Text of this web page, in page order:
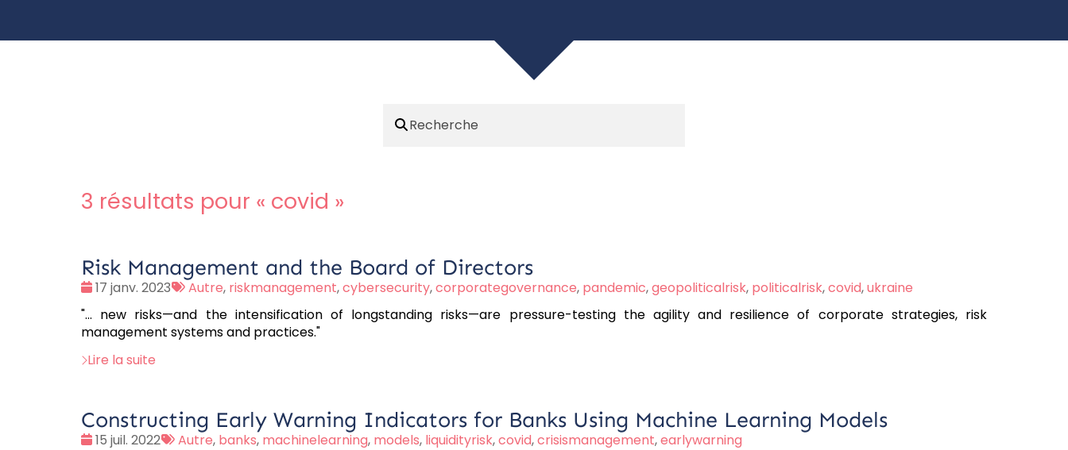
3 résultats pour « covid »
Risk Management and the Board of Directors
Date
17 janv. 2023
Tags
Autre, riskmanagement,cybersecurity,corporategovernance, pandemic,geopoliticalrisk, politicalrisk,covid,ukraine
"... new risks—and the intensification of longstanding risks—are pressure-testing the agility and resilience of corporate strategies, risk
management systems and practices."
Lire la suite
Constructing Early Warning Indicators for Banks Using Machine Learning Models
Date
15 juil. 2022
Tags
Autre, banks, machinelearning, models, liquidityrisk,covid,crisismanagement,earlywarning